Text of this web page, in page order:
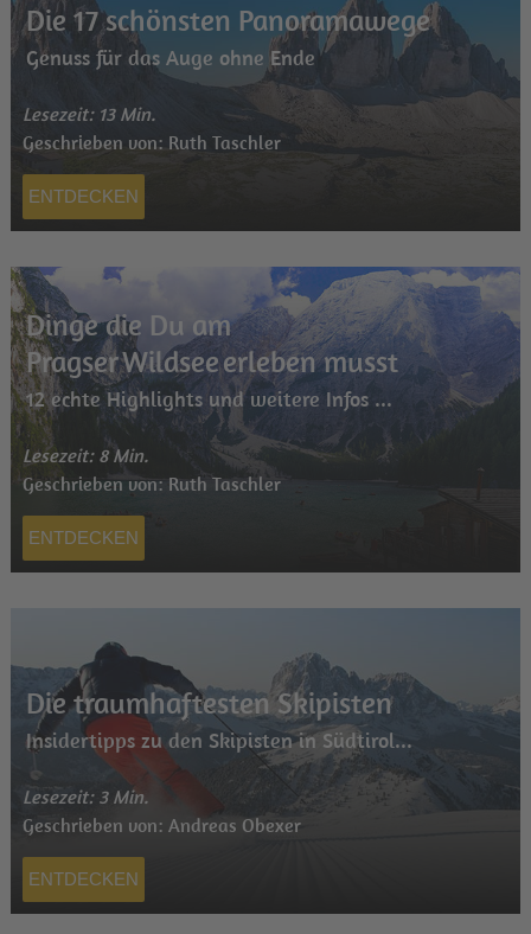
Die 17 schönsten Panoramawege
Genuss für das Auge ohne Ende
Lesezeit: 13 Min.
Geschrieben von: Ruth Taschler
ENTDECKEN
Dinge die Du am
Pragser Wildsee erleben musst
12 echte Highlights und weitere Infos ...
Lesezeit: 8 Min.
Geschrieben von: Ruth Taschler
ENTDECKEN
Die traumhaftesten Skipisten
Insidertipps zu den Skipisten in Südtirol...
Lesezeit: 3 Min.
Geschrieben von: Andreas Obexer
ENTDECKEN